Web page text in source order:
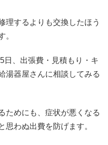
理するよりも交換したほう
。
日、出張費・見積もり・キ
湯器屋さんに相談してみる
ためにも、症状が悪くなる
思わぬ出費を防げます。